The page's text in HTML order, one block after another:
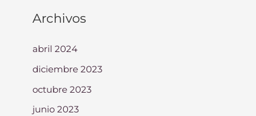
Archivos
abril 2024
diciembre 2023
octubre 2023
junio 2023